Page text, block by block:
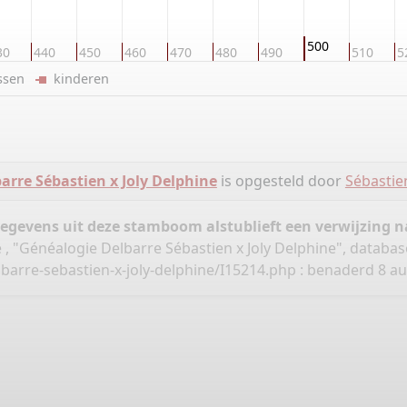
440 450 460 470 480 490 500 510
kinderen
Sébastien x Joly Delphineis opgesteld door
uit deze stamboom alstublieft een verwijzing
"Généalogie Delbarre Sébastien x Joly Delphine",
sebastien-x-joly-delphine/I15214.php : benaderd 8